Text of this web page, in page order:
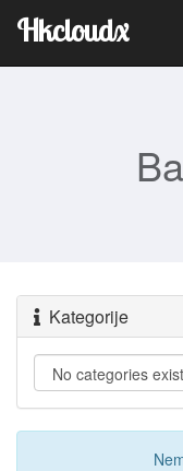
Hkcloudx
Kategorije